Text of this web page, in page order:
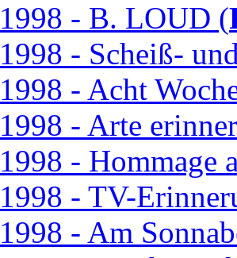
- B. LOUD (
- Scheiß-
- Acht
- Arte
- Hommage
- TV-
- Am